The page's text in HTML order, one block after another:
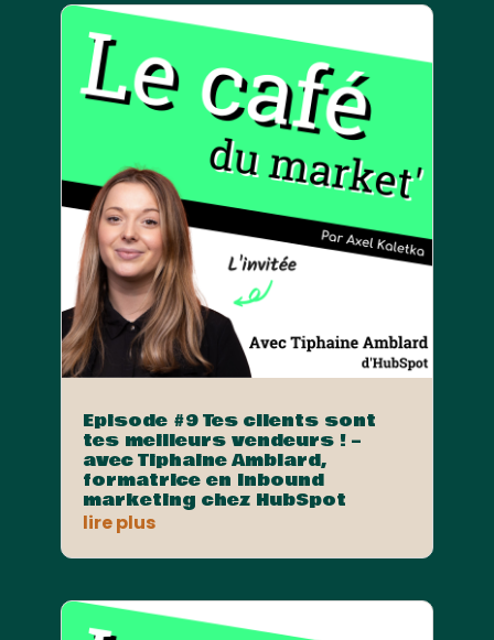
Episode #9 Tes clients sont
tes meilleurs vendeurs ! –
avec Tiphaine Amblard,
formatrice en Inbound
marketing chez HubSpot
lire plus